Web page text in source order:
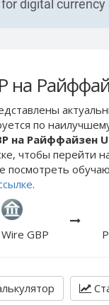
на
по
на Райффайзен
чтобы перейти
посмотреть
.
GBP